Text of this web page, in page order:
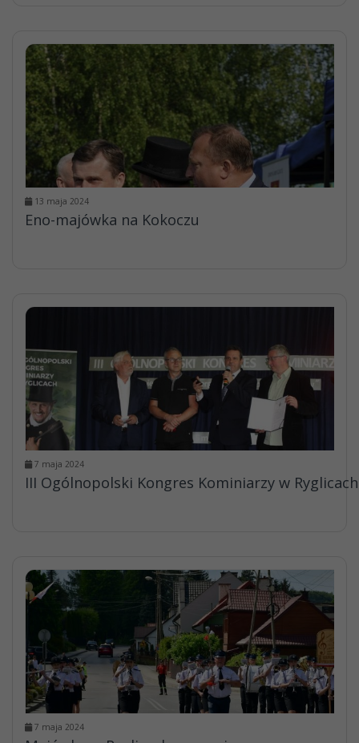
13 maja 2024
Eno-majówka na Kokoczu
7 maja 2024
III Ogólnopolski Kongres Kominiarzy w Ryglicach
7 maja 2024